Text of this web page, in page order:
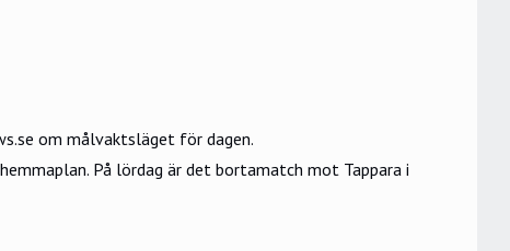
om målvaktsläget för dagen.
På lördag är det bortamatch mot Tappara i